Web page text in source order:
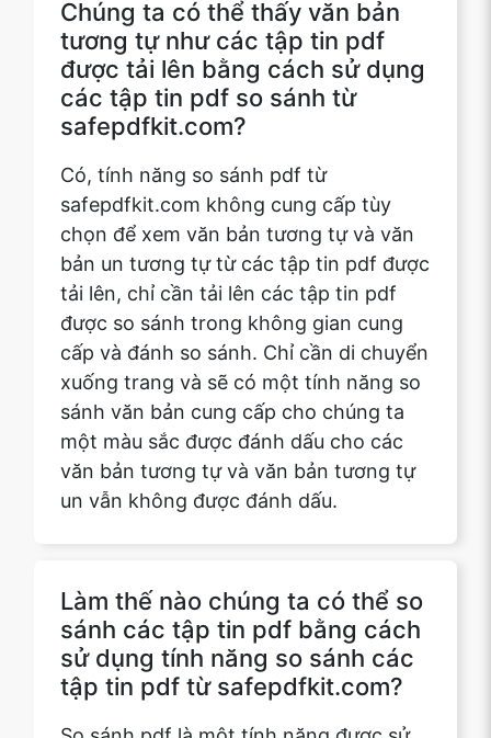
safepdfkit.com?
Có, tính năng so sánh pdf từ
safepdfkit.com không cung cấp tùy
chọn để xem văn bản tương tự và văn
bản un tương tự từ các tập tin pdf được
tải lên, chỉ cần tải lên các tập tin pdf
được so sánh trong không gian cung
cấp và đánh so sánh. Chỉ cần di chuyển
xuống trang và sẽ có một tính năng so
sánh văn bản cung cấp cho chúng ta
một màu sắc được đánh dấu cho các
văn bản tương tự và văn bản tương tự
un vẫn không được đánh dấu.
Làm thế nào chúng ta có thể so
tập tin pdf từ safepdfkit.com?
So sánh pdf là một tính năng được sử
dụng để so sánh hai tập tin pdf, nơi
chúng tôi thả các tập tin pdf trong
không gian được cung cấp và nhìn thấy